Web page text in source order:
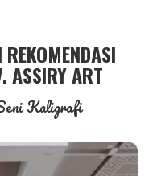
ASSIRY ART
Kaligrafi